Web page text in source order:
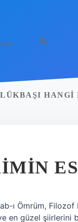
HANGI
ı Ömrüm, Filozof
en güzel şiirlerini